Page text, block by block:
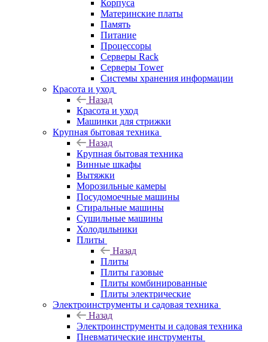
Корпуса
Материнские платы
Память
Питание
Процессоры
Серверы Rack
Серверы Tower
Системы хранения информации
Красота и уход
Назад
Красота и уход
Машинки для стрижки
Крупная бытовая техника
Назад
Крупная бытовая техника
Винные шкафы
Вытяжки
Морозильные камеры
Посудомоечные машины
Стиральные машины
Сушильные машины
Холодильники
Плиты
Назад
Плиты
Плиты газовые
Плиты комбинированные
Плиты электрические
Электроинструменты и садовая техника
Назад
Электроинструменты и садовая техника
Пневматические инструменты